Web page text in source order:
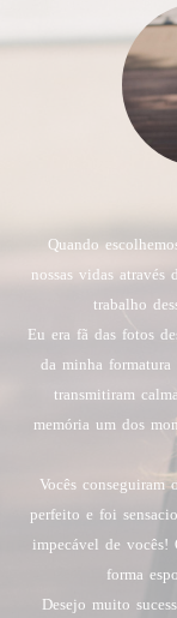
Quando
nossas vidas através
trabalho
Eu era fã das fotos
da minha formatura
transmitiram
memória um dos
Vocês conseguiram
perfeito e foi
impecável de
forma
Desejo muito